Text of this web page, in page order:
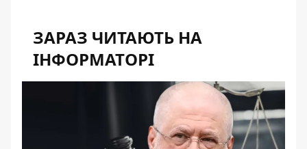
ЗАРАЗ ЧИТАЮТЬ НА
ІНФОРМАТОРІ